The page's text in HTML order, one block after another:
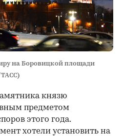
на Боровицкой площади
князю
предметом
этого года.
хотели установить на